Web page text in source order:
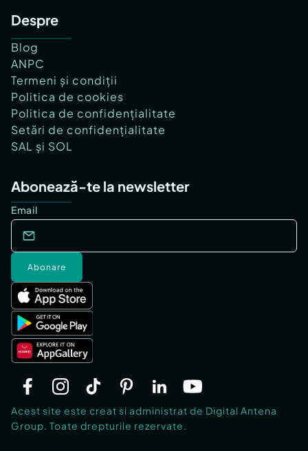
Despre
Blog
ANPC
Termeni și condiții
Politica de cookies
Politica de confidențialitate
Setări de confidențialitate
SAL și SOL
Abonează-te la newsletter
Email
Abonare
Acest site este creat si administrat de Digital Antena
Group. Toate drepturile rezervate.